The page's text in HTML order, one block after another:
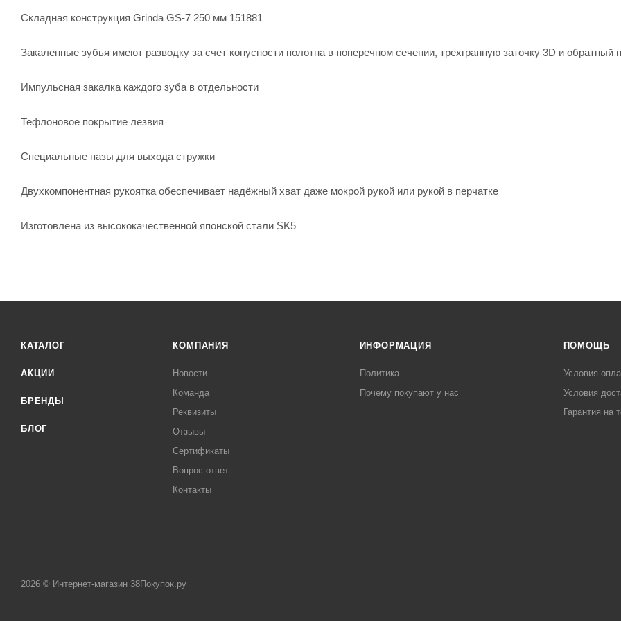
Складная конструкция Grinda GS-7 250 мм 151881
Закаленные зубья имеют разводку за счет конусности полотна в поперечном сечении, трехгранную заточку 3D и обратный
Импульсная закалка каждого зуба в отдельности
Тефлоновое покрытие лезвия
Специальные пазы для выхода стружки
Двухкомпонентная рукоятка обеспечивает надёжный хват даже мокрой рукой или рукой в перчатке
Изготовлена из высококачественной японской стали SK5
КАТАЛОГ
АКЦИИ
БРЕНДЫ
БЛОГ
КОМПАНИЯ
Новости
Команда
Реквизиты
Отзывы
Сертификаты
Вопрос-ответ
Контакты
ИНФОРМАЦИЯ
Политика
Почему покупают у нас
ПОМОЩЬ
Условия
Условия
Гарантия на
2026 © Интернет-магазин 38Покупок.ру